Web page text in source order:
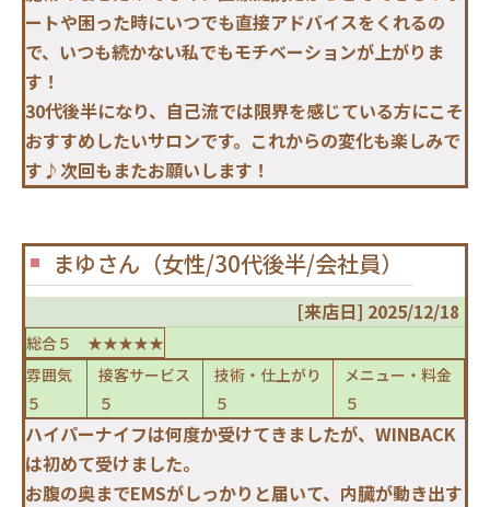
ートや困った時にいつでも直接アドバイスをくれるの
で、いつも続かない私でもモチベーションが上がりま
す！
30代後半になり、自己流では限界を感じている方にこそ
おすすめしたいサロンです。これからの変化も楽しみで
す♪次回もまたお願いします！
まゆさん（女性/30代後半/会社員）
[来店日] 2025/12/18
総合５ ★★★★★
雰囲気
５
接客サービス
５
技術・仕上がり
５
メニュー・料金
５
ハイパーナイフは何度か受けてきましたが、WINBACK
は初めて受けました。
お腹の奥までEMSがしっかりと届いて、内臓が動き出す